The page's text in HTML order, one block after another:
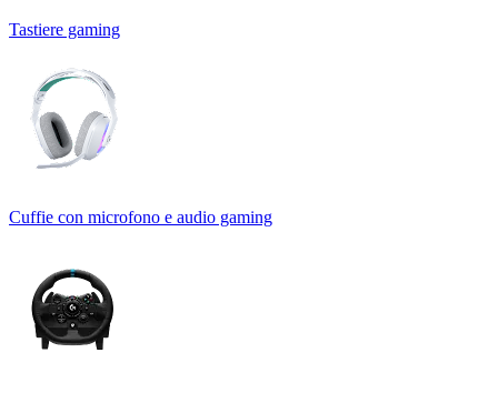
Tastiere gaming
Cuffie con microfono e audio gaming